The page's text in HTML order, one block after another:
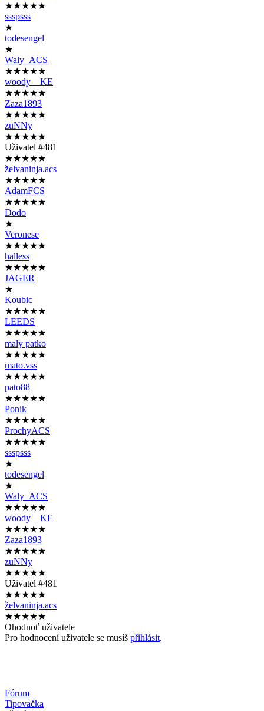
★★★★★
ssspsss
★
todesengel
★
Waly_ACS
★★★★★
woody__KE
★★★★★
Zaza1893
★★★★★
zuNNy
★★★★★
Uživatel #481
★★★★★
želvaninja.acs
★★★★★
AdamFCS
★★★★★
Dodo
★
Veronese
★★★★★
halless
★★★★★
JAGER
★
Koubic
★★★★★
LEEDS
★★★★★
maly patko
★★★★★
mato.vss
★★★★★
pato88
★★★★★
Ponik
★★★★★
ProchyACS
★★★★★
ssspsss
★
todesengel
★
Waly_ACS
★★★★★
woody__KE
★★★★★
Zaza1893
★★★★★
zuNNy
★★★★★
Uživatel #481
★★★★★
želvaninja.acs
★★★★★
Ohodnoť uživatele
Pro hodnocení uživatele se musíš přihlásit.
Fórum
Tipovačka